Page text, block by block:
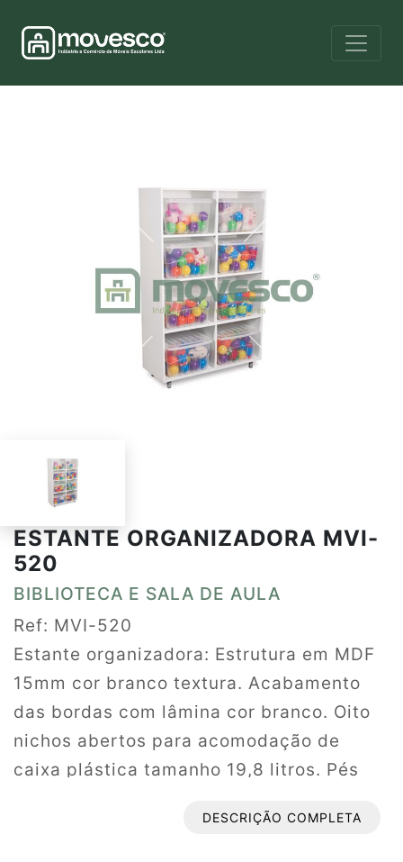
ESTANTE ORGANIZADORA MVI-
520
BIBLIOTECA E SALA DE AULA
Ref: MVI-520
Estante organizadora: Estrutura em MDF
15mm cor branco textura. Acabamento
das bordas com lâmina cor branco. Oito
nichos abertos para acomodação de
caixa plástica tamanho 19,8 litros. Pés
ponteiras internas e acabamento com
DESCRIÇÃO COMPLETA